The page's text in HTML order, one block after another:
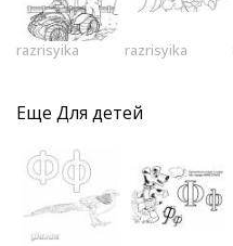
razrisyika razrisyika
Еще Для детей